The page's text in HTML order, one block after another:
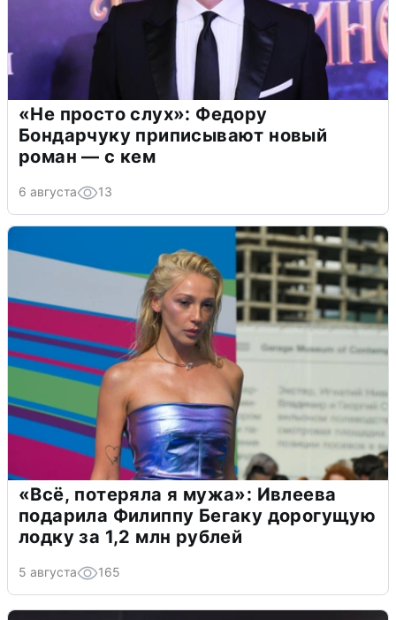
«Не просто слух»: Федору
Бондарчуку приписывают новый
роман — с кем
6 августа 13
«Всё, потеряла я мужа»: Ивлеева
подарила Филиппу Бегаку дорогущую
лодку за 1,2 млн рублей
5 августа 165